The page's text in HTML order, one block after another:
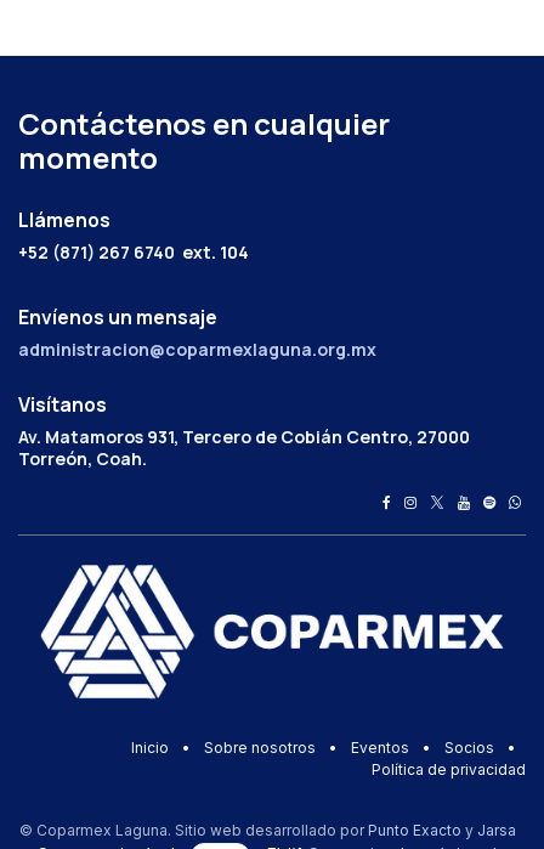
Contáctenos en cualquier
momento
Llámenos
+52 (871) 267 6740 ext. 104
Envíenos un mensaje
administracion@coparmexlaguna.org.mx
Visítanos
Av. Matamoros 931, Tercero de Cobián Centro, 27000
Torreón, Coah.
Inicio • Sobre nosotros • Eventos • Socios
•
Política de privacidad
© Coparmex Laguna. Sitio web desarrollado por Punto Exacto y Jarsa